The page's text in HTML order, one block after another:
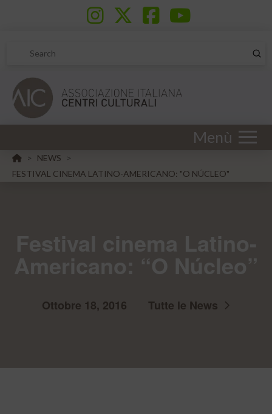
Search
Menù
HOME
> NEWS
>
FESTIVAL CINEMA LATINO-AMERICANO: "O NÚCLEO"
Ottobre 18, 2016 Tutte le News